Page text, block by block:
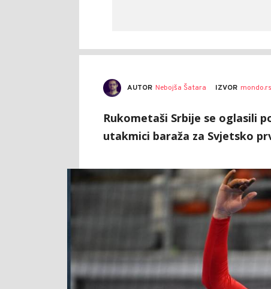
AUTOR Nebojša Šatara IZVOR mondo.rs
Rukometaši Srbije se oglasili
utakmici baraža za Svjetsko